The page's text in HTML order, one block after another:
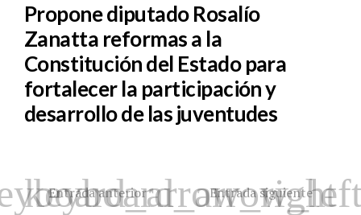
Propone diputado Rosalío
Zanatta reformas a la
Constitución del Estado para
fortalecer la participación y
desarrollo de las juventudes
Entrada anterior Entrada siguiente